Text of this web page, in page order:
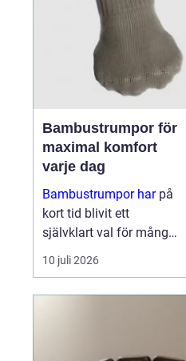
omkring Örebro att
regelbunden fotvård kan
förebygga e...
Bambustrumpor för
maximal komfort
varje dag
Bambustrumpor harpå
kort tid blivit ett
självklart val för många
som vill kombinera
komfort, funktion och
10 juli 2026